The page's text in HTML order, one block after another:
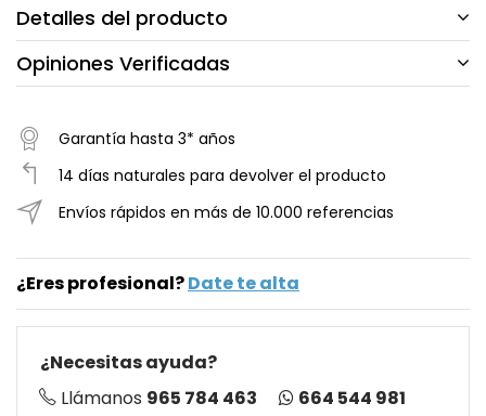
Detalles del producto
Opiniones Verificadas
Garantía hasta 3* años
14 días naturales para devolver el producto
Envíos rápidos en más de 10.000 referencias
¿Eres profesional?Date te alta
¿Necesitas ayuda?
Llámanos 965 784 463 664 544 981